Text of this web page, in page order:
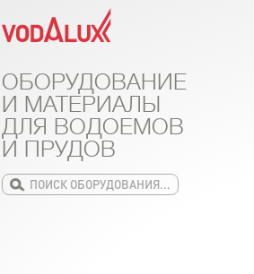
ОБОРУДОВАНИЕ
И МАТЕРИАЛЫ
ДЛЯ ВОДОЕМОВ
И ПРУДОВ